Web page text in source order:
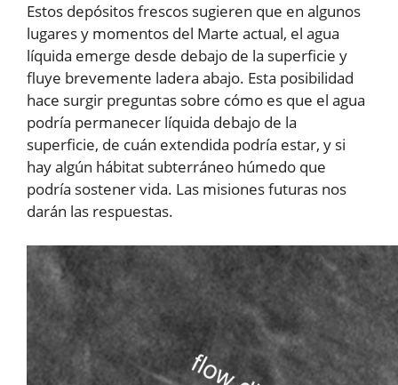
Estos depósitos frescos sugieren que en algunos
lugares y momentos del Marte actual, el agua
líquida emerge desde debajo de la superficie y
fluye brevemente ladera abajo. Esta posibilidad
hace surgir preguntas sobre cómo es que el agua
podría permanecer líquida debajo de la
superficie, de cuán extendida podría estar, y si
hay algún hábitat subterráneo húmedo que
podría sostener vida. Las misiones futuras nos
darán las respuestas.